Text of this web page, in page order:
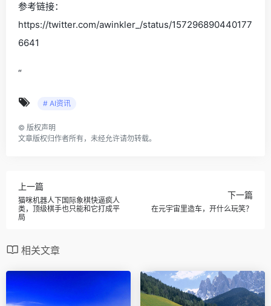
参考链接：
https://twitter.com/awinkler_/status/157296890440177
6641
“
# AI资讯
© 版权声明
文章版权归作者所有，未经允许请勿转载。
上一篇
猫咪机器人下国际象棋快逼疯人
类，顶级棋手也只能和它打成平
局
下一篇
在元宇宙里造车，开什么玩笑？
相关文章